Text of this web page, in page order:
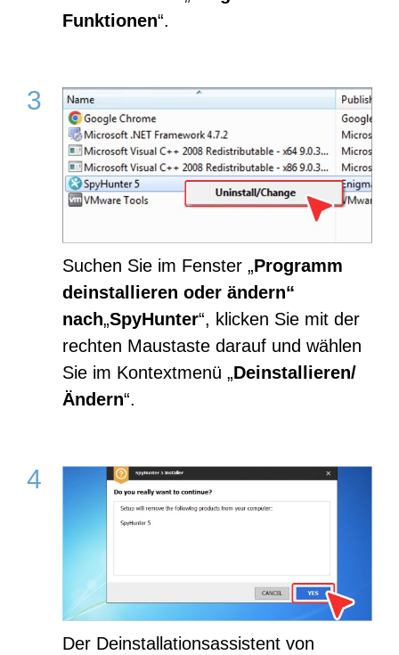
Funktionen“.
Suchen Sie im Fenster „Programm
deinstallieren oder ändern“
nach„SpyHunter“, klicken Sie mit der
rechten Maustaste darauf und wählen
Sie im Kontextmenü „Deinstallieren/
Ändern“.
Der Deinstallationsassistent von